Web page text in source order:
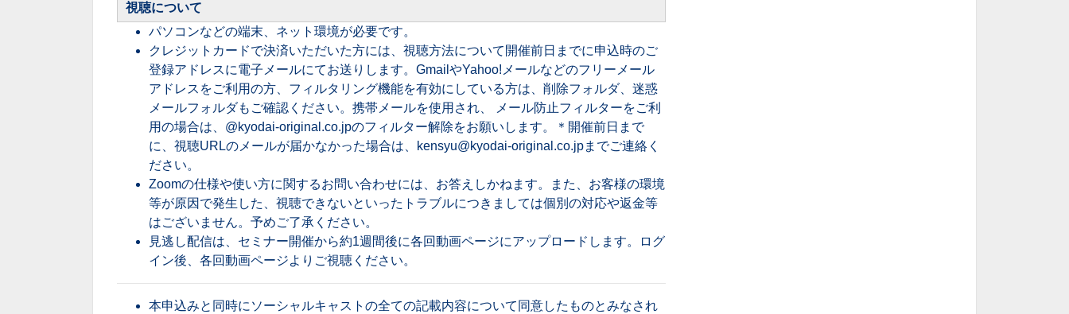
視聴について
パソコンなどの端末、ネット環境が必要です。
クレジットカードで決済いただいた方には、視聴方法について開催前日までに申込時のご
登録アドレスに電子メールにてお送りします。GmailやYahoo!メールなどのフリーメール
アドレスをご利用の方、フィルタリング機能を有効にしている方は、削除フォルダ、迷惑
メールフォルダもご確認ください。携帯メールを使用され、 メール防止フィルターをご利
用の場合は、@kyodai-original.co.jpのフィルター解除をお願いします。＊開催前日まで
に、視聴URLのメールが届かなかった場合は、kensyu@kyodai-original.co.jpまでご連絡く
ださい。
Zoomの仕様や使い方に関するお問い合わせには、お答えしかねます。また、お客様の環境
等が原因で発生した、視聴できないといったトラブルにつきましては個別の対応や返金等
はございません。予めご了承ください。
見逃し配信は、セミナー開催から約1週間後に各回動画ページにアップロードします。ログ
イン後、各回動画ページよりご視聴ください。
本申込みと同時にソーシャルキャストの全ての記載内容について同意したものとみなされ